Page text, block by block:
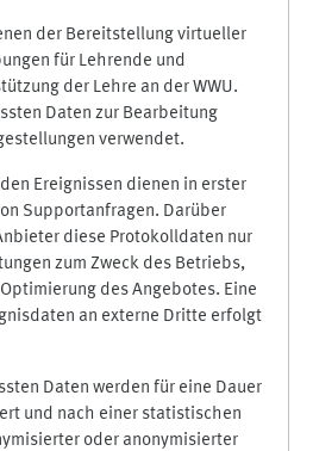
der Bereitstellung virtueller
für Lehrende und
der Lehre an der WWU.
Daten zur Bearbeitung
verwendet.
Ereignissen dienen in erster
Supportanfragen. Darüber
diese Protokolldaten nur
zum Zweck des Betriebs,
des Angebotes. Eine
an externe Dritte erfolgt
Daten werden für eine Dauer
und nach einer statistischen
oder anonymisierter